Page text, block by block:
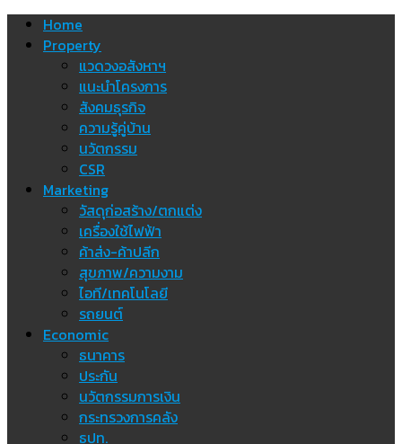
Skip Home
Property
แวดวงอสังหาฯ
แนะนำโครงการ
สังคมธุรกิจ
ความรู้คู่บ้าน
นวัตกรรม
CSR
Marketing
วัสดุก่อสร้าง/ตกแต่ง
เครื่องใช้ไฟฟ้า
ค้าส่ง-ค้าปลีก
สุขภาพ/ความงาม
ไอที/เทคโนโลยี
รถยนต์
Economic
ธนาคาร
ประกัน
นวัตกรรมการเงิน
กระทรวงการคลัง
ธปท.